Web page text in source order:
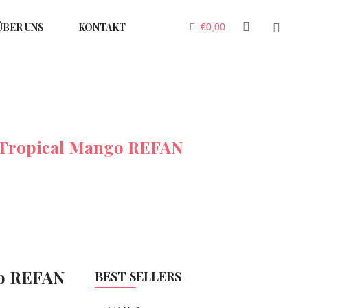
UNS KONTAKT €0,00
Mango REFAN
BEST SELLERS